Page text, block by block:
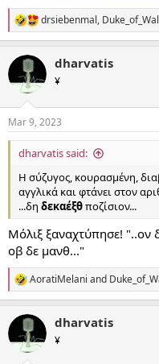
R
e
c
i
s
:
drsiebenmal,
dharvatis
¥
Mar 9, 2023
dharvatis said:
Η σύζυγος, κουρασμένη,
αγγλικά και φτάνει στον
...δη δεκαέξθποζίσιον...
Μόλιξ ξαναχτύπησε! "..ον
οβ δε μανθ..."
R
e
c
i
AoratiMelani and
dharvatis
¥